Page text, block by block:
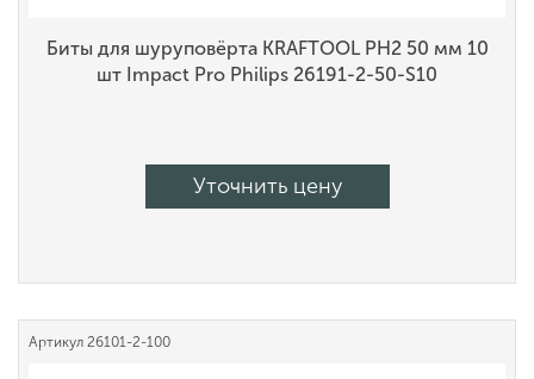
Биты для шуруповёрта KRAFTOOL PH2 50 мм 10
шт Impact Pro Philips 26191-2-50-S10
Уточнить цену
Артикул 26101-2-100